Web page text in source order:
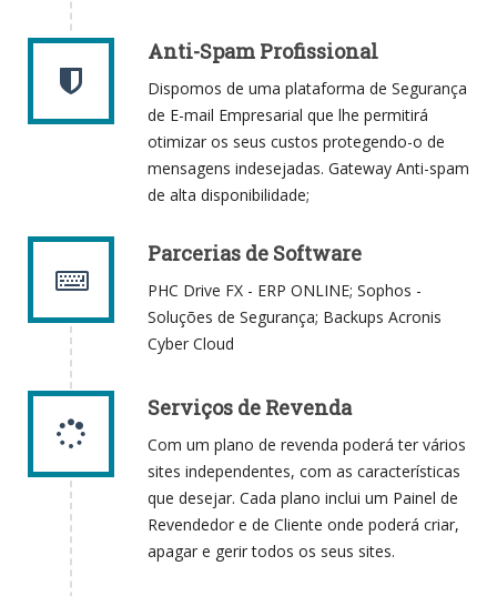
Anti-Spam Profissional
Dispomos de uma plataforma de Segurança
de E-mail Empresarial que lhe permitirá
otimizar os seus custos protegendo-o de
mensagens indesejadas. Gateway Anti-spam
de alta disponibilidade;
Parcerias de Software
PHC Drive FX - ERP ONLINE; Sophos -
Soluções de Segurança; Backups Acronis
Cyber Cloud
Serviços de Revenda
Com um plano de revenda poderá ter vários
sites independentes, com as características
que desejar. Cada plano inclui um Painel de
Revendedor e de Cliente onde poderá criar,
apagar e gerir todos os seus sites.